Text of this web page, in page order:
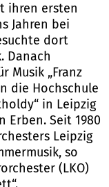
ihren ersten
Jahren bei
dort
Danach
Musik „Franz
die Hochschule
in Leipzig
Seit 1980
Leipzig
so
(LKO)